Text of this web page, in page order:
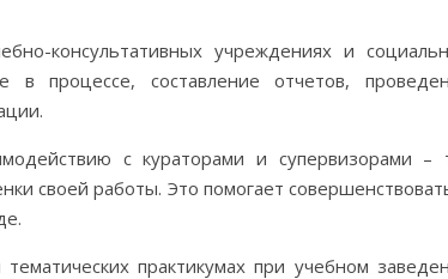
консультативных учреждениях и
процессе, составление отчетов,
с кураторами и супервизорами –
своей работы. Это помогает
практикумах при учебном